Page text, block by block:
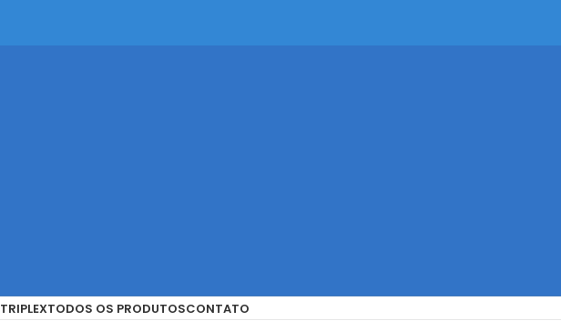
TRIPLEXTODOS OS PRODUTOSCONTATO